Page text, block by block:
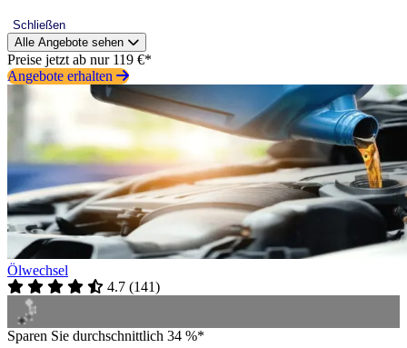
Schließen
Alle Angebote sehen
Preise jetzt ab nur 119 €*
Angebote erhalten
Ölwechsel
4.7 (141)
Sparen Sie durchschnittlich 34 %*